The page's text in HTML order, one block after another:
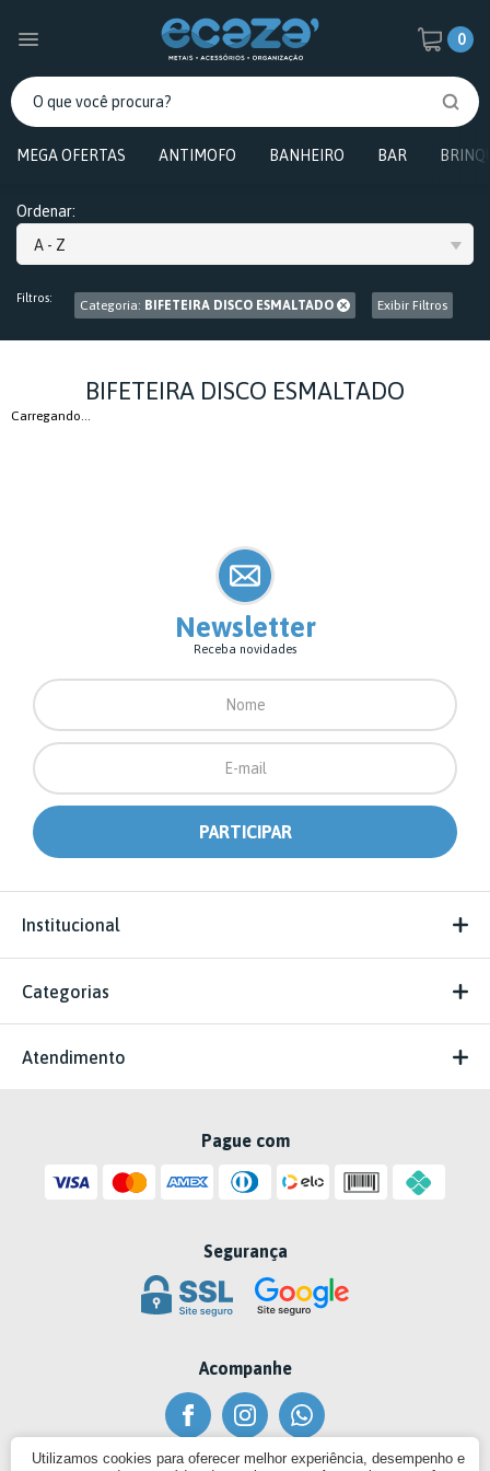
0
MEGA OFERTAS ANTIMOFO BANHEIRO BAR
Ordenar:
A - Z
Filtros: Categoria: BIFETEIRA DISCO ESMALTADO Exibir Filtros
BIFETEIRA DISCO ESMALTADO
Carregando...
Newsletter
Receba novidades
Institucional
Categorias
Atendimento
Pague com
Segurança
Acompanhe
Utilizamos cookies para oferecer melhor experiência, desempenho e